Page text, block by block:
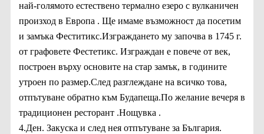
най-голямото естествено термално езеро с вулканичен
произход в Европа . Ще имаме възможност да посетим
и замъка Феститикс.Изграждането му започва в 1745 г.
от графовете Фестетикс. Изграждан е повече от век,
построен върху основите на стар замък, в годините
утроен по размер.След разглеждане на всичко това,
отпътуване обратно към Будапеща.По желание вечеря в
традиционен ресторант .Нощувка .
4.Ден. Закуска и след нея отпътуване за България.